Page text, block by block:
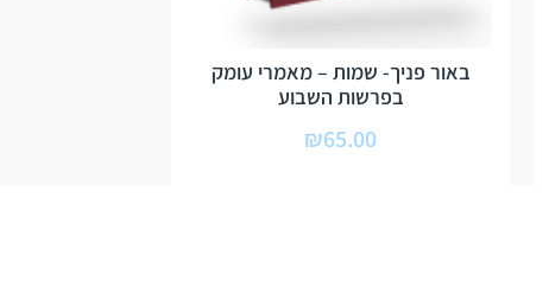
באור פניך- שמות – מאמרי עומק
בפרשות השבוע
₪65.00